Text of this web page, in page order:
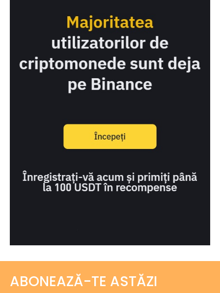
ABONEAZĂ-TE ASTĂZI